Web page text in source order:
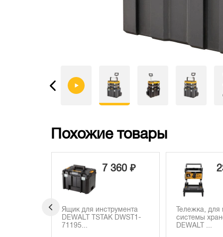
Похожие товары
23 160 ₽
Тележка, для модулей
системы хранения
DEWALT ...
Комплект
TSTAK ...